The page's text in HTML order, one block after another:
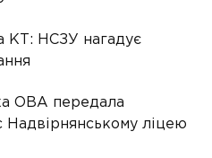
КТ: НСЗУ нагадує
ОВА передала
Надвірнянському ліцею